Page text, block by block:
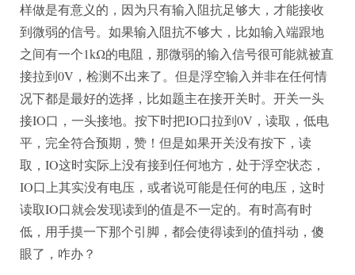
样做是有意义的，因为只有输入阻抗足够大，才能接收
到微弱的信号。如果输入阻抗不够大，比如输入端跟地
之间有一个1kΩ的电阻，那微弱的输入信号很可能就被直
接拉到0V，检测不出来了。但是浮空输入并非在任何情
况下都是最好的选择，比如题主在接开关时。开关一头
接IO口，一头接地。按下时把IO口拉到0V，读取，低电
平，完全符合预期，赞！但是如果开关没有按下，读
取，IO这时实际上没有接到任何地方，处于浮空状态，
IO口上其实没有电压，或者说可能是任何的电压，这时
读取IO口就会发现读到的值是不一定的。有时高有时
低，用手摸一下那个引脚，都会使得读到的值抖动，傻
眼了，咋办？